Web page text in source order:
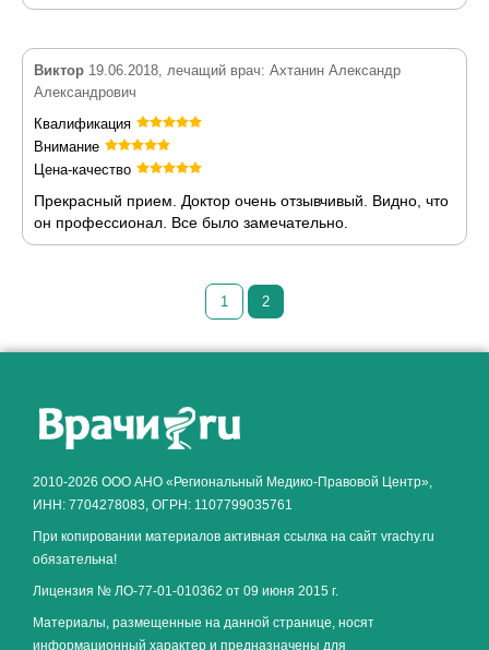
Виктор 19.06.2018, лечащий врач: Ахтанин Александр
Александрович
Квалификация
Внимание
Цена-качество
Прекрасный прием. Доктор очень отзывчивый. Видно, что
он профессионал. Все было замечательно.
1 2
2010-2026 ООО АНО «Региональный Медико-Правовой Центр»,
ИНН: 7704278083, ОГРН: 1107799035761
При копировании материалов активная ссылка на сайт vrachy.ru
обязательна!
Лицензия № ЛО-77-01-010362 от 09 июня 2015 г.
Материалы, размещенные на данной странице, носят
информационный характер и предназначены для